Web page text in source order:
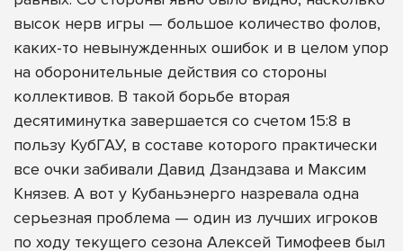
высок нерв игры — большое количество фолов,
каких-то невынужденных ошибок и в целом упор
на оборонительные действия со стороны
коллективов. В такой борьбе вторая
десятиминутка завершается со счетом 15:8 в
пользу КубГАУ, в составе которого практически
все очки забивали Давид Дзандзава и Максим
Князев. А вот у Кубаньэнерго назревала одна
серьезная проблема — один из лучших игроков
по ходу текущего сезона Алексей Тимофеев был